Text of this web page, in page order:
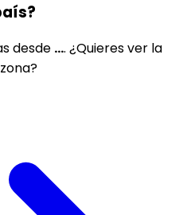
?
desde .... ¿Quieres ver la